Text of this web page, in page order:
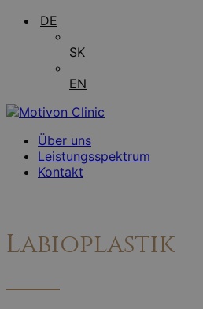
DE
SK
EN
Über uns
Leistungsspektrum
Kontakt
Labioplastik